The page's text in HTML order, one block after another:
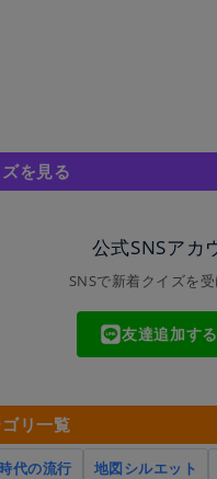
を見る
公式SNSアカ
SNSで新着クイズを
友達追加する
リ一覧
代の流行 地図シルエット